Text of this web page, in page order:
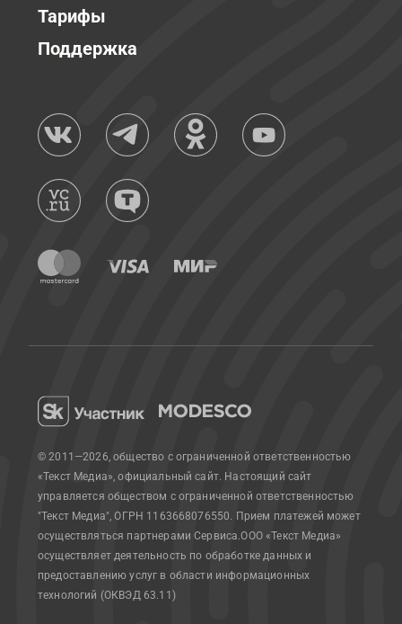
Тарифы
Поддержка
© 2011—2026, общество с ограниченной ответственностью
«Текст Медиа», официальный сайт. Настоящий сайт
управляется обществом с ограниченной ответственностью
"Текст Медиа", ОГРН 1163668076550. Прием платежей может
осуществляться партнерами Сервиса.ООО «Текст Медиа»
осуществляет деятельность по обработке данных и
предоставлению услуг в области информационных
технологий (ОКВЭД 63.11)